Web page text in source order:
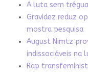
A luta sem
Gravidez reduz
mostra pesquisa
August Nimtz
indissociáveis
Rap